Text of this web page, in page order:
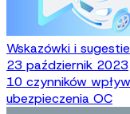
Wskazówki i sugestie
23 październik 2023
10 czynników
ubezpieczenia OC